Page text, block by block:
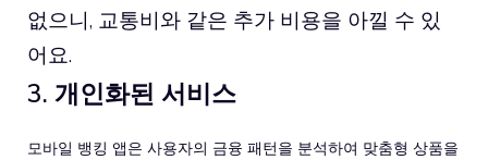
없으니, 교통비와 같은 추가 비용을 아낄 수 있
어요.
3. 개인화된 서비스
모바일 뱅킹 앱은 사용자의 금융 패턴을 분석하여 맞춤형 상품을